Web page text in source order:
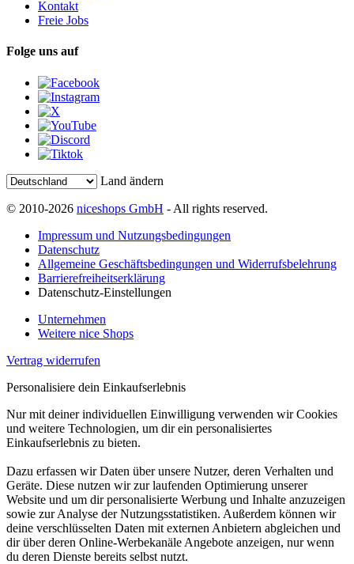
Kontakt
Freie Jobs
Folge uns auf
Land ändern
© 2010-2026 niceshops GmbH - All rights reserved.
Impressum und Nutzungsbedingungen
Datenschutz
Allgemeine Geschäftsbedingungen und Widerrufsbelehrung
Barrierefreiheitserklärung
Datenschutz-Einstellungen
Unternehmen
Weitere nice Shops
Vertrag widerrufen
Personalisiere dein Einkaufserlebnis
Nur mit deiner individuellen Einwilligung verwenden wir Cookies
und weitere Technologien, um dir ein personalisiertes
Einkaufserlebnis zu bieten.
Dazu erfassen wir Daten über unsere Nutzer, deren Verhalten und
Geräte. Diese nutzen wir zur laufenden Optimierung unserer
Website und um dir personalisierte Werbung und Inhalte anzuzeigen
sowie zur Analyse der Nutzungsstatistiken. Außerdem können wir
deine verschlüsselten Daten mit externen Anbietern abgleichen und
dir über deren Online-Werbekanäle Angebote anzeigen, nur wenn
du deren Dienste bereits selbst nutzt.